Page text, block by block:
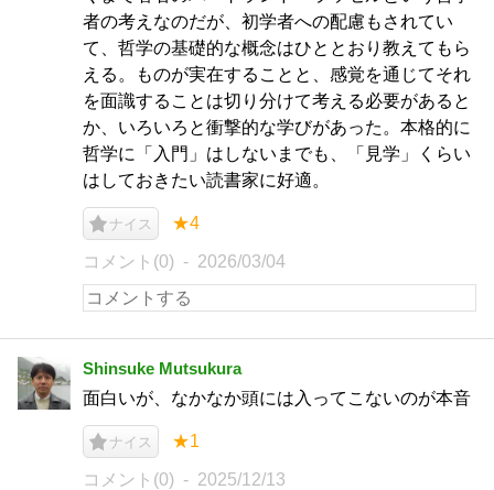
者の考えなのだが、初学者への配慮もされてい
て、哲学の基礎的な概念はひととおり教えてもら
える。ものが実在することと、感覚を通じてそれ
を面識することは切り分けて考える必要があると
か、いろいろと衝撃的な学びがあった。本格的に
哲学に「入門」はしないまでも、「見学」くらい
はしておきたい読書家に好適。
ナイス ★4
コメント(0) 2026/03/04
Shinsuke Mutsukura
面白いが、なかなか頭には入ってこないのが本音
ナイス ★1
コメント(0) 2025/12/13